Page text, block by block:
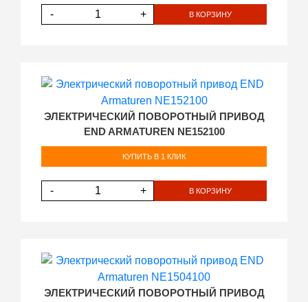
- + В КОРЗИНУ
ЭЛЕКТРИЧЕСКИЙ ПОВОРОТНЫЙ ПРИВОД
END ARMATUREN NE152100
КУПИТЬ В 1 КЛИК
- + В КОРЗИНУ
ЭЛЕКТРИЧЕСКИЙ ПОВОРОТНЫЙ ПРИВОД